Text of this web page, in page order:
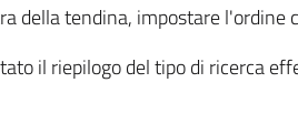
della tendina, impostare
il riepilogo del tipo di ricerca